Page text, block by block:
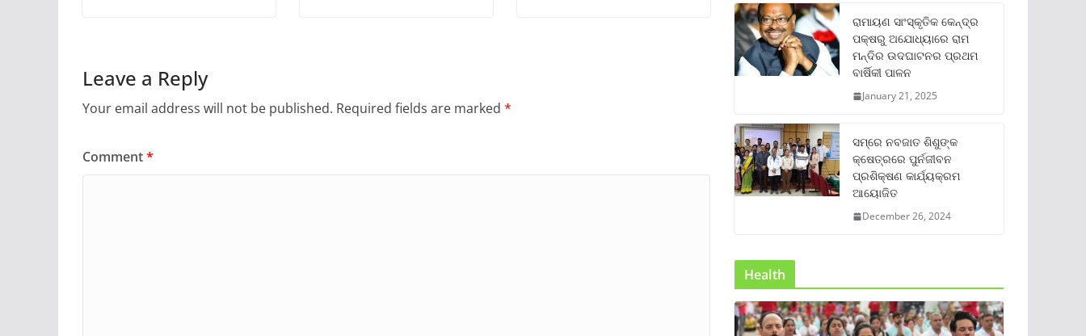
Leave a Reply
Your email address will not be published. Required fields are marked *
Comment*
ରାମାୟଣ ସାଂସ୍କୃତିକ କେନ୍ଦ୍ର
ପକ୍ଷରୁ ଅଯୋଧ୍ୟାରେ ରାମ
ମନ୍ଦିର ଉଦଘାଟନର ପ୍ରଥମ
ବାର୍ଷିକୀ ପାଳନ
January 21, 2025
ସମ୍‌ରେ ନବଜାତ ଶିଶୁଙ୍କ
କ୍ଷେତ୍ରରେ ପୁର୍ନଜୀବନ
ପ୍ରଶିକ୍ଷଣ କାର୍ଯ୍ୟକ୍ରମ
ଆୟୋଜିତ
December 26, 2024
Health